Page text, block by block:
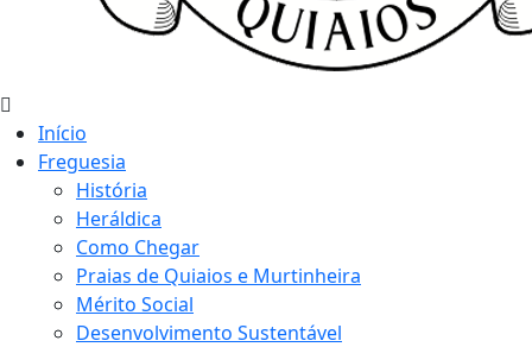
Início
Freguesia
História
Heráldica
Como Chegar
Praias de Quiaios e Murtinheira
Mérito Social
Desenvolvimento Sustentável